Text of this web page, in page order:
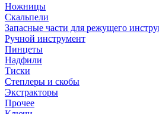
Ножницы
Скальпели
Запасные части для режущего
Ручной инструмент
Пинцеты
Надфили
Тиски
Степлеры и скобы
Экстракторы
Прочее